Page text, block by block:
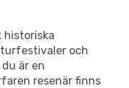
historiska
och
är en
resenär finns